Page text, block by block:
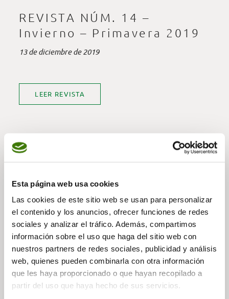
Esta página web usa cookies
Las cookies de este sitio web se usan para personalizar
el contenido y los anuncios, ofrecer funciones de redes
sociales y analizar el tráfico. Además, compartimos
información sobre el uso que haga del sitio web con
nuestros partners de redes sociales, publicidad y análisis
web, quienes pueden combinarla con otra información
que les haya proporcionado o que hayan recopilado a
partir del uso que haya hecho de sus servicios.
REVISTA NÚM. 14 –
Invierno – Primavera 2019
13 de diciembre de 2019
LEER REVISTA
— Compartir noticia
REVISTA NÚM. 18 –